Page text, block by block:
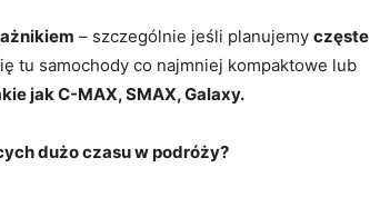
– szczególnie jeśli planujemy częste
tu samochody co najmniej kompaktowe lub
jak C-MAX, SMAX, Galaxy.
dużo czasu w podróży?